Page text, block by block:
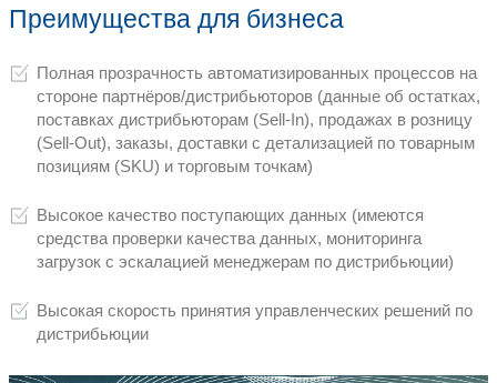
Инсталляционный пакет, в который
модуль для подключения 1С 7 / 1С 8
Консультации Службы поддержки
Доступ в Веб-портал Заказчику для
Специальный трекер для
подключению и эскалаций